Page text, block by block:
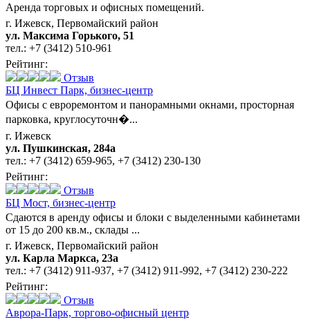
Аренда торговых и офисных помещений.
г. Ижевск, Первомайский район
ул. Максима Горького, 51
тел.: +7 (3412) 510-961
Рейтинг:
Отзыв
БЦ Инвест Парк, бизнес-центр
Офисы с евроремонтом и панорамными окнами, просторная
парковка, круглосуточн�...
г. Ижевск
ул. Пушкинская, 284a
тел.: +7 (3412) 659-965, +7 (3412) 230-130
Рейтинг:
Отзыв
БЦ Мост, бизнес-центр
Сдаются в аренду офисы и блоки с выделенными кабинетами
от 15 до 200 кв.м., склады ...
г. Ижевск, Первомайский район
ул. Карла Маркса, 23а
тел.: +7 (3412) 911-937, +7 (3412) 911-992, +7 (3412) 230-222
Рейтинг:
Отзыв
Аврора-Парк, торгово-офисный центр